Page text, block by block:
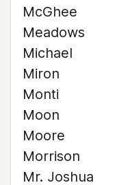
McGhee
Meadows
Michael
Miron
Monti
Moon
Moore
Morrison
Mr. Joshua